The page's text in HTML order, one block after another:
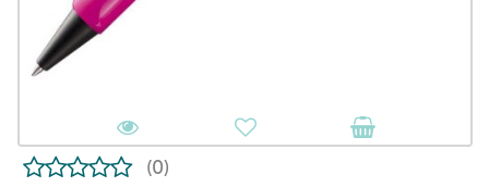
(0)